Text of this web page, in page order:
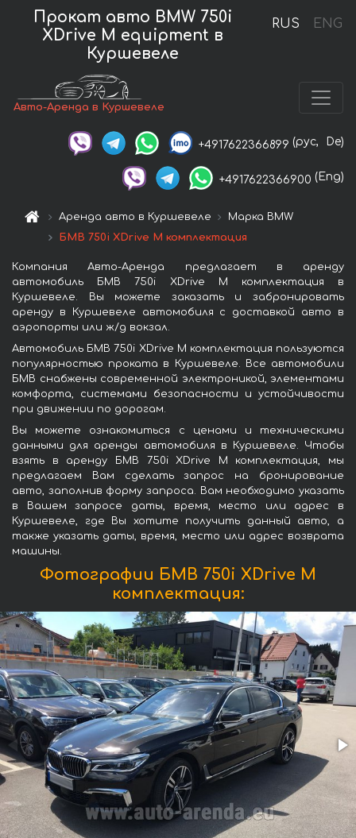
RUS ENG
Прокат авто BMW 750i
XDrive M equipment в
Куршевеле
Авто-Аренда в Куршевеле
+4917622366899 (рус, De)
+4917622366900 (Eng)
Аренда авто в Куршевеле
Марка BMW
БМВ 750i XDrive M комплектация
Компания Авто-Аренда предлагает в аренду
автомобиль БМВ 750i XDrive M комплектация в
Куршевеле. Вы можете заказать и забронировать
аренду в Куршевеле автомобиля с доставкой авто в
аэропорты или ж/д вокзал.
Автомобиль БМВ 750i XDrive M комплектация пользуются
популярностью проката в Куршевеле. Все автомобили
БМВ снабжены современной электроникой, элементами
комфорта, системами безопасности и устойчивости
при движении по дорогам.
Вы можете ознакомиться с ценами и техническими
данными для аренды автомобиля в Куршевеле. Чтобы
взять в аренду БМВ 750i XDrive M комплектация, мы
предлагаем Вам сделать запрос на бронирование
авто, заполнив форму запроса. Вам необходимо указать
в Вашем запросе даты, время, место или адрес в
Куршевеле, где Вы хотите получить данный авто, а
также указать даты, время, место или адрес возврата
машины.
Фотографии БМВ 750i XDrive M
комплектация: